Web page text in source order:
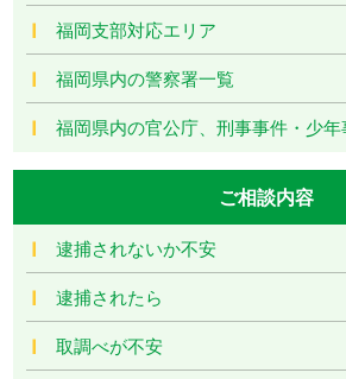
福岡支部対応エリア
福岡県内の警察署一覧
福岡県内の官公庁、刑事事件・少
ご相談内容
逮捕されないか不安
逮捕されたら
取調べが不安